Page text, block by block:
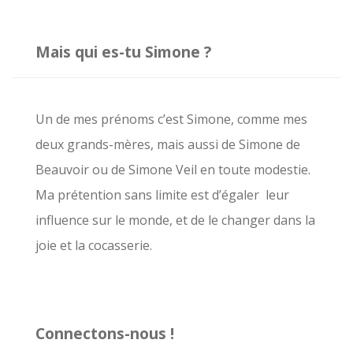
c
h
e
r
:
Mais qui es-tu Simone ?
Un de mes prénoms c’est Simone, comme mes
deux grands-mères, mais aussi de Simone de
Beauvoir ou de Simone Veil en toute modestie.
Ma prétention sans limite est d’égaler leur
influence sur le monde, et de le changer dans la
joie et la cocasserie.
Connectons-nous !